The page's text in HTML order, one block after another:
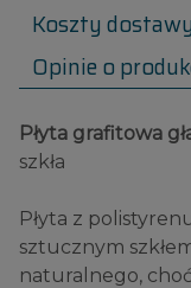
Koszty dostawy
Opinie o
Płyta grafitowa
szkła
Płyta z
sztucznym
naturalnego,